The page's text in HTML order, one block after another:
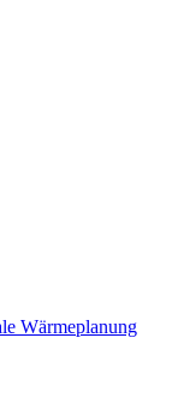
Wärmeplanung